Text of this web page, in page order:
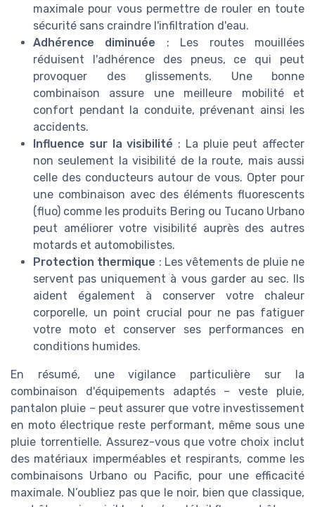
maximale pour vous permettre de rouler en toute
sécurité sans craindre l'infiltration d'eau.
Adhérence diminuée : Les routes mouillées
réduisent l'adhérence des pneus, ce qui peut
provoquer des glissements. Une bonne
combinaison assure une meilleure mobilité et
confort pendant la conduite, prévenant ainsi les
accidents.
Influence sur la visibilité : La pluie peut affecter
non seulement la visibilité de la route, mais aussi
celle des conducteurs autour de vous. Opter pour
une combinaison avec des éléments fluorescents
(fluo) comme les produits Bering ou Tucano Urbano
peut améliorer votre visibilité auprès des autres
motards et automobilistes.
Protection thermique : Les vêtements de pluie ne
servent pas uniquement à vous garder au sec. Ils
aident également à conserver votre chaleur
corporelle, un point crucial pour ne pas fatiguer
votre moto et conserver ses performances en
conditions humides.
En résumé, une vigilance particulière sur la
combinaison d'équipements adaptés – veste pluie,
pantalon pluie – peut assurer que votre investissement
en moto électrique reste performant, même sous une
pluie torrentielle. Assurez-vous que votre choix inclut
des matériaux imperméables et respirants, comme les
combinaisons Urbano ou Pacific, pour une efficacité
maximale. N’oubliez pas que le noir, bien que classique,